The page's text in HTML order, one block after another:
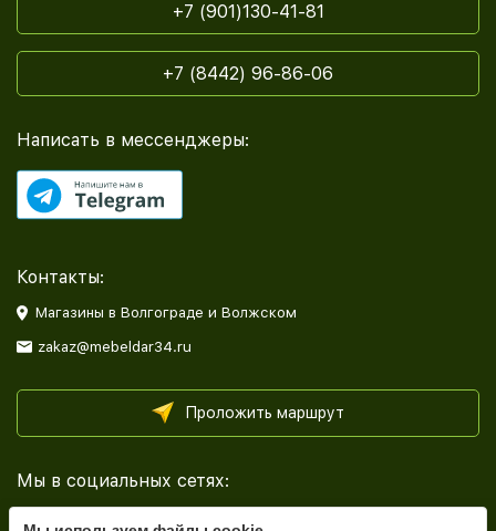
+7 (901)130-41-81
+7 (8442) 96-86-06
Написать в мессенджеры:
Контакты:
Магазины в Волгограде и Волжском
zakaz@mebeldar34.ru
Проложить маршрут
Мы в социальных сетях: